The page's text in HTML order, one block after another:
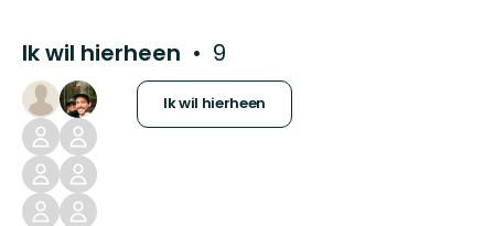
Ik wil hierheen 9
Ik wil hierheen